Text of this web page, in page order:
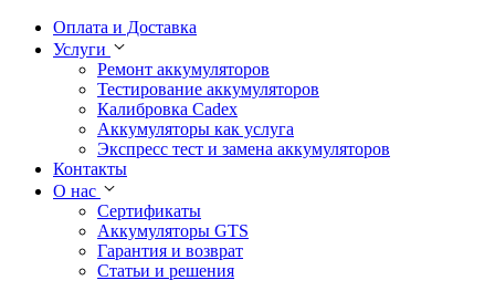
Оплата и Доставка
Услуги
Ремонт аккумуляторов
Тестирование аккумуляторов
Калибровка Cadex
Аккумуляторы как услуга
Экспресс тест и замена аккумуляторов
Контакты
О нас
Сертификаты
Аккумуляторы GTS
Гарантия и возврат
Статьи и решения